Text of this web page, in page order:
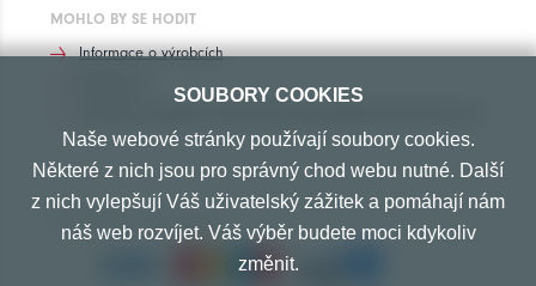
MOHLO BY SE HODIT
Informace o výrobcích
PŘIJÍMÁME TYTO PLATBY
SOUBORY COOKIES
Naše webové stránky používají soubory cookies.
Některé z nich jsou pro správný chod webu nutné. Další
z nich vylepšují Váš uživatelský zážitek a pomáhají nám
náš web rozvíjet. Váš výběr budete moci kdykoliv
změnit.